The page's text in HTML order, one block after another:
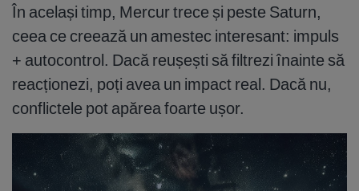
În același timp, Mercur trece și peste Saturn,
ceea ce creează un amestec interesant: impuls
+ autocontrol. Dacă reușești să filtrezi înainte să
reacționezi, poți avea un impact real. Dacă nu,
conflictele pot apărea foarte ușor.